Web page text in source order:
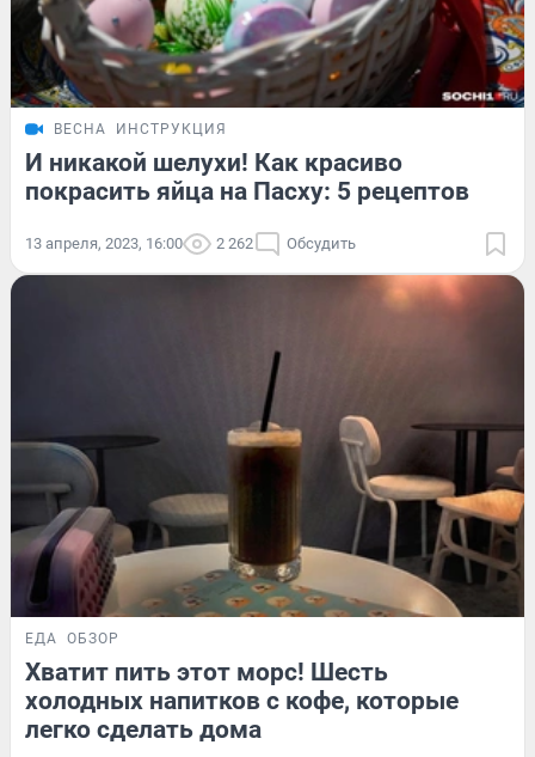
ВЕСНА ИНСТРУКЦИЯ
И никакой шелухи! Как красиво
покрасить яйца на Пасху: 5 рецептов
13 апреля, 2023, 16:00 2 262 Обсудить
ЕДА ОБЗОР
Хватит пить этот морс! Шесть
холодных напитков с кофе, которые
легко сделать дома